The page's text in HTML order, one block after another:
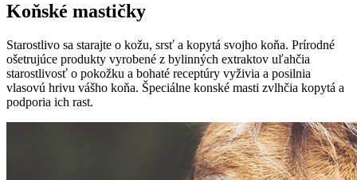
Koňské mastičky
Starostlivo sa starajte o kožu, srsť a kopytá svojho koňa. Prírodné
ošetrujúce produkty vyrobené z bylinných extraktov uľahčia
starostlivosť o pokožku a bohaté receptúry vyživia a posilnia
vlasovú hrivu vášho koňa. Špeciálne konské masti zvlhčia kopytá a
podporia ich rast.